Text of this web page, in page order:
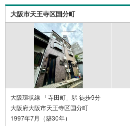
大阪市天王寺区国分町
大阪環状線 「寺田町」駅 徒歩9分
大阪府大阪市天王寺区国分町
1997年7月（築30年）